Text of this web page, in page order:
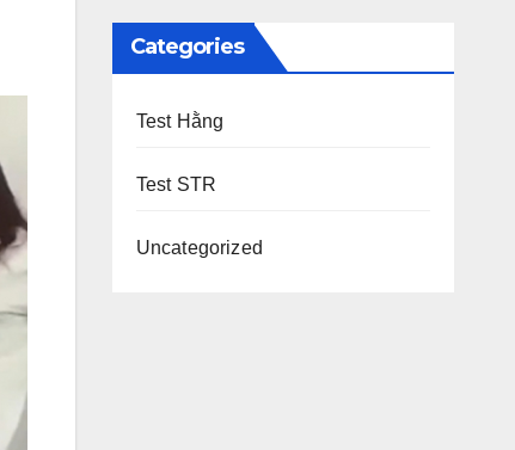
Categories
Test Hằng
Test STR
Uncategorized